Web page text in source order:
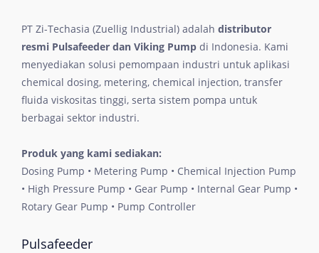
PT Zi-Techasia (Zuellig Industrial) adalah distributor
resmi Pulsafeeder dan Viking Pump di Indonesia. Kami
menyediakan solusi pemompaan industri untuk aplikasi
chemical dosing, metering, chemical injection, transfer
fluida viskositas tinggi, serta sistem pompa untuk
berbagai sektor industri.
Produk yang kami sediakan:
Dosing Pump • Metering Pump • Chemical Injection Pump
• High Pressure Pump • Gear Pump • Internal Gear Pump •
Rotary Gear Pump • Pump Controller
Pulsafeeder